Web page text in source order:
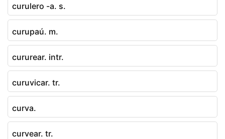
curulero -a. s.
curupaú. m.
cururear. intr.
curuvicar. tr.
curva.
curvear. tr.